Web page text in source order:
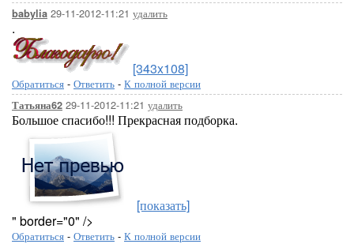
babylia 29-11-2012-11:21 удалить
.
[343x108]
Обратиться - Ответить - К полной версии
Татьяна62 29-11-2012-11:21 удалить
Большое спасибо!!! Прекрасная подборка.
[показать]
" border="0" />
Обратиться - Ответить - К полной версии